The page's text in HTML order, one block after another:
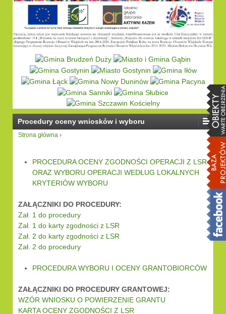
Procedury oceny wniosków i wyboru
Strona główna ›
PROCEDURA OCENY ZGODNOŚCI OPERACJI Z LSR
ORAZ WYBORU OPERACJI WEDŁUG LOKALNYCH
KRYTERIÓW WYBORU
ZAŁĄCZNIKI DO PROCEDURY:
Zał. 1 do procedury
Zał. 1 do karty zgodności z LSR
Zał. 2 do karty zgodności z LSR
Zał. 2 do procedury
PROCEDURA WYBORU I OCENY GRANTOBIORCÓW
ZAŁĄCZNIKI DO PROCEDURY GRANTOWEJ:
WZÓR WNIOSKU O POWIERZENIE GRANTU
KARTA OCENY ZGODNOŚCI Z LSR